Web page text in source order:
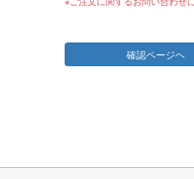
確認ページヘ